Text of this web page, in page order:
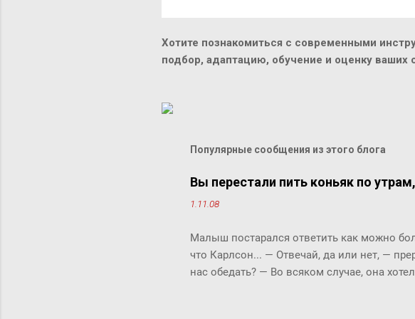
Хотите познакомиться с современными
подбор, адаптацию, обучение и оценку
Популярные сообщения из этого блога
Вы перестали пить коньяк по
1.11.08
Малыш постарался ответить как можно
что Карлсон... ― Отвечай, да или нет, ―
нас обедать? ― Во всяком случае, она
ответить «да» или «нет», по-моему, это